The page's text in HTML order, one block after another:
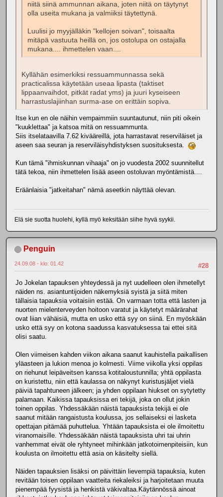
niitä siinä ammunnan aikana, joten niitä on täytynyt
olla useita mukana ja valmiiksi täytettynä.
Luulisi jo myyjälläkin "kellojen soivan", toisaalta
mitäpä vastuuta heillä on, jos ostolupa on ostajalla
mukana.... ihmettelen vaan....
Kyllähän esimerkiksi ressuammunnassa sekä
practicalissa käytetään useaa lipasta (taktiset
lippaanvaihdot, pitkät radat yms) ja juuri kyseiseen
harrastuslajiinhan surma-ase on erittäin sopiva.
Itse kun en ole näihin vempaimmiin suuntautunut, niin piti oikein
"kuuklettaa" ja katsoa mitä on ressuammunta.
Siis itselataavilla 7.62 kivääreillä, jota harrastavat reserviläiset ja
aseen saa seuran ja reserviläisyhdistyksen suosituksesta.
Kun tämä "ihmiskunnan vihaaja" on jo vuodesta 2002 suunnitellut
tätä tekoa, niin ihmettelen lisää aseen ostoluvan myöntämistä....
Eräänlaisia "jatkeitahan" nämä aseetkin näyttää olevan.
Elä sie suotta huolehi, kyllä myö keksitään siihe hyvä syykii.
Penguin
#28
24.09.08 - klo: 01.42
Jo Jokelan tapauksen yhteydessä ja nyt uudelleen olen ihmetellyt
näiden ns. asiantuntijoiden näkemyksiä syistä ja siitä miten
tällaisia tapauksia voitaisiin estää. On varmaan totta että lasten ja
nuorten mielenterveyden hoitoon varatut ja käytetyt määrärahat
ovat liian vähäisiä, mutta en usko että syy on siinä. En myöskään
usko että syy on kotona saadussa kasvatuksessa tai ettei sitä
olisi saatu.
Olen viimeisen kahden viikon aikana saanut kauhistella paikallisen
yläasteen ja lukion menoa jo kolmesti. Viime viikolla yksi oppilas
on riehunut leipäveitsen kanssa kotitaloustunnilla; yhtä oppilasta
on kuristettu, niin että kaulassa on näkynyt kuristusjäljet vielä
päiviä tapahtuneen jälkeen; ja yhden oppilaan hiukset on sytytetty
palamaan. Kaikissa tapauksissa eri tekijä, joka on ollut jokin
toinen oppilas. Yhdessäkään näistä tapauksista tekijä ei ole
saanut mitään rangaistusta koulussa, jos sellaiseksi ei lasketa
opettajan pitämää puhuttelua. Yhtään tapauksista ei ole ilmoitettu
viranomaisille. Yhdessäkään näistä tapauksista uhri tai uhrin
vanhemmat eivät ole ryhtyneet mihinkään jatkotoimenpiteisiin, kun
koulusta on ilmoitettu että asia on käsitelty siellä.
Näiden tapauksien lisäksi on päivittäin lievempiä tapauksia, kuten
revitään toisen oppilaan vaatteita riekaleiksi ja harjoitetaan muuta
pienempää fyysistä ja henkistä väkivaltaa.Käytännössä ainoat